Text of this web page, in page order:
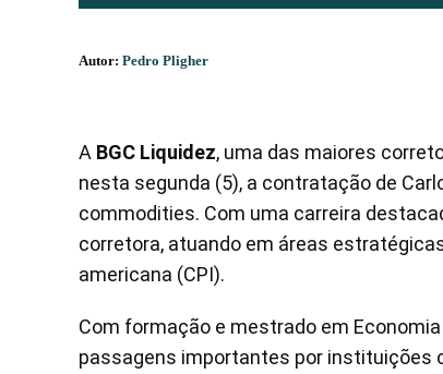
Autor: Pedro Pligher
A BGC Liquidez, uma das maiores
nesta segunda (5), a contratação de
commodities. Com uma carreira
corretora, atuando em áreas
americana (CPI).
Com formação e mestrado em
passagens importantes por instituições